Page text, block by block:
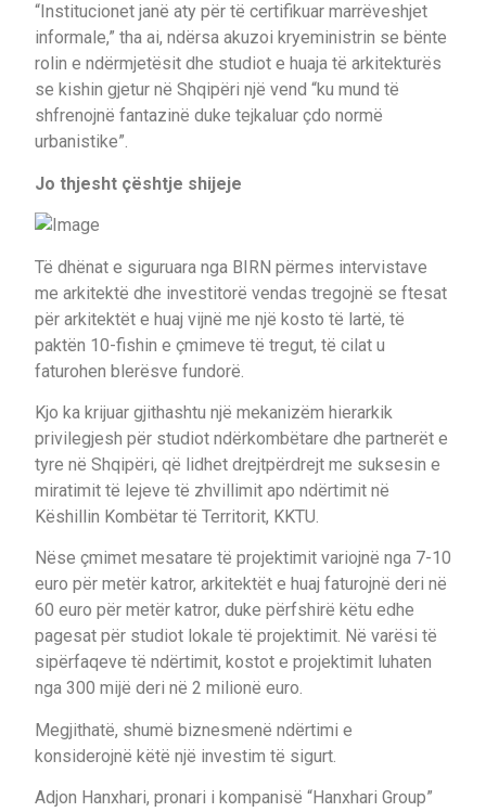
“Institucionet janë aty për të certifikuar marrëveshjet
informale,” tha ai, ndërsa akuzoi kryeministrin se bënte
rolin e ndërmjetësit dhe studiot e huaja të arkitekturës
se kishin gjetur në Shqipëri një vend “ku mund të
shfrenojnë fantazinë duke tejkaluar çdo normë
urbanistike”.
Jo thjesht çështje shijeje
Të dhënat e siguruara nga BIRN përmes intervistave
me arkitektë dhe investitorë vendas tregojnë se ftesat
për arkitektët e huaj vijnë me një kosto të lartë, të
paktën 10-fishin e çmimeve të tregut, të cilat u
faturohen blerësve fundorë.
Kjo ka krijuar gjithashtu një mekanizëm hierarkik
privilegjesh për studiot ndërkombëtare dhe partnerët e
tyre në Shqipëri, që lidhet drejtpërdrejt me suksesin e
miratimit të lejeve të zhvillimit apo ndërtimit në
Këshillin Kombëtar të Territorit, KKTU.
Nëse çmimet mesatare të projektimit variojnë nga 7-10
euro për metër katror, arkitektët e huaj faturojnë deri në
60 euro për metër katror, duke përfshirë këtu edhe
pagesat për studiot lokale të projektimit. Në varësi të
sipërfaqeve të ndërtimit, kostot e projektimit luhaten
nga 300 mijë deri në 2 milionë euro.
Megjithatë, shumë biznesmenë ndërtimi e
konsiderojnë këtë një investim të sigurt.
Adjon Hanxhari, pronari i kompanisë “Hanxhari Group”